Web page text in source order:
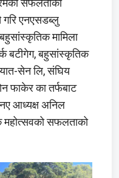
सफलताको
गरि एनएसडब्लु
मामिला
बटीगेग, बहुसांस्कृतिक
यात-सेन लि, संघिय
फाकेर का तर्फबाट
आध्यक्ष अनिल
महोत्सवको सफलताको